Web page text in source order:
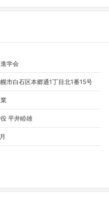
学会
市白石区本郷通1丁目北1番15号
平井睦雄